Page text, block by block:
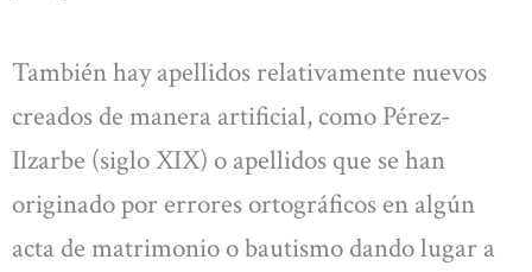
También hay apellidos relativamente nuevos
creados de manera artificial, como Pérez-
Ilzarbe (siglo XIX) o apellidos que se han
originado por errores ortográficos en algún
acta de matrimonio o bautismo dando lugar a